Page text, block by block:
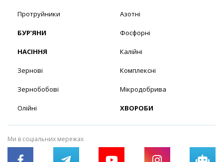
Протруйники
БУР’ЯНИ
НАСІННЯ
Зернові
Зернобобові
Олійні
Азотні
Фосфорні
Калійні
Комплексні
Мікродобрива
ХВОРОБИ
Ми в соціальних мережах